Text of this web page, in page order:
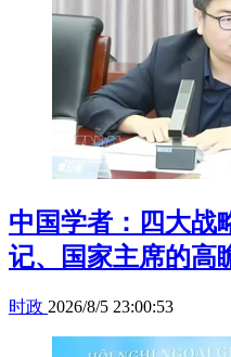
中国学者：四大战
记、国家主席的高
时政 2026/8/5 23:00:53